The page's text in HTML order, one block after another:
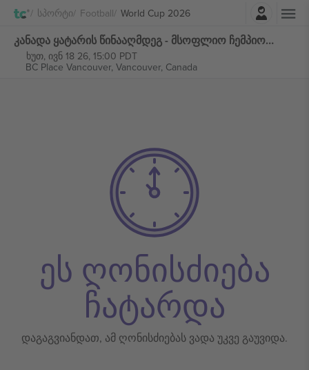
Სპორტი Football World Cup 2026შესვლა
კანადა ყატარის წინააღმდეგ - მსოფლიო ჩემპიონატი 2026 - M27 ჯგუფი B ბილეთი
ხუთ, ივნ 18 26, 15:00 PDT
BC Place Vancouver, Vancouver, Canada
ეს ღონისძიება
ჩატარდა
დაგაგვიანდათ, ამ ღონისძიებას ვადა უკვე გაუვიდა.